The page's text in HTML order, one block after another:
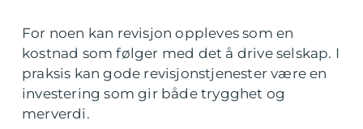
For noen kan revisjon oppleves som en
kostnad som følger med det å drive selskap. I
praksis kan gode revisjonstjenester være en
investering som gir både trygghet og
merverdi.